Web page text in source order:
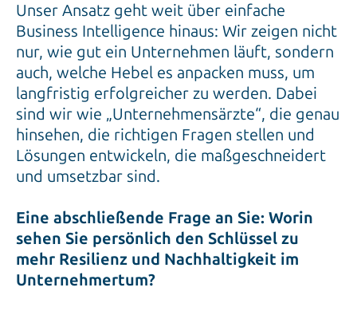
Unser Ansatz geht weit über einfache
Business Intelligence hinaus: Wir zeigen nicht
nur, wie gut ein Unternehmen läuft, sondern
auch, welche Hebel es anpacken muss, um
langfristig erfolgreicher zu werden. Dabei
sind wir wie „Unternehmensärzte“, die genau
hinsehen, die richtigen Fragen stellen und
Lösungen entwickeln, die maßgeschneidert
und umsetzbar sind.
Eine abschließende Frage an Sie: Worin
sehen Sie persönlich den Schlüssel zu
mehr Resilienz und Nachhaltigkeit im
Unternehmertum?